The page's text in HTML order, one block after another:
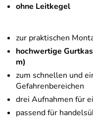
ohne Leitkegel
zur praktischen
hochwertige
m)
zum schnellen und
Gefahrenbereichen
drei Aufnahmen für
passend für